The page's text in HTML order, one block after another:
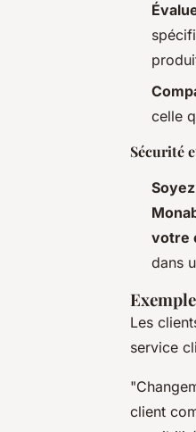
celle
Sécurité
votre
dans
Les
service
client